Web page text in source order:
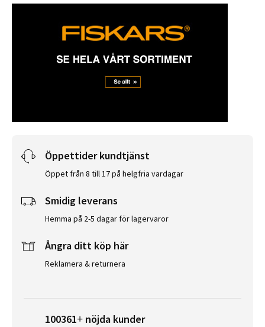
Öppettider kundtjänst
Öppet från 8 till 17 på helgfria vardagar
Smidig leverans
Hemma på 2-5 dagar för lagervaror
Ångra ditt köp här
Reklamera & returnera
100361+ nöjda kunder